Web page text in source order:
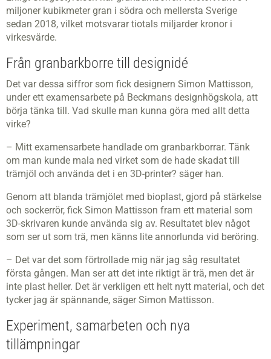
miljoner kubikmeter gran i södra och mellersta Sverige
sedan 2018, vilket motsvarar tiotals miljarder kronor i
virkesvärde.
Från granbarkborre till designidé
Det var dessa siffror som fick designern Simon Mattisson,
under ett examensarbete på Beckmans designhögskola, att
börja tänka till. Vad skulle man kunna göra med allt detta
virke?
– Mitt examensarbete handlade om granbarkborrar. Tänk
om man kunde mala ned virket som de hade skadat till
trämjöl och använda det i en 3D-printer? säger han.
Genom att blanda trämjölet med bioplast, gjord på stärkelse
och sockerrör, fick Simon Mattisson fram ett material som
3D-skrivaren kunde använda sig av. Resultatet blev något
som ser ut som trä, men känns lite annorlunda vid beröring.
– Det var det som förtrollade mig när jag såg resultatet
första gången. Man ser att det inte riktigt är trä, men det är
inte plast heller. Det är verkligen ett helt nytt material, och det
tycker jag är spännande, säger Simon Mattisson.
Experiment, samarbeten och nya
tillämpningar